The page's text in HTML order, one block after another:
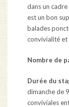
dans un
est un bon
balades
convivialité et
Nombre de
Durée du
dimanche de
conviviales